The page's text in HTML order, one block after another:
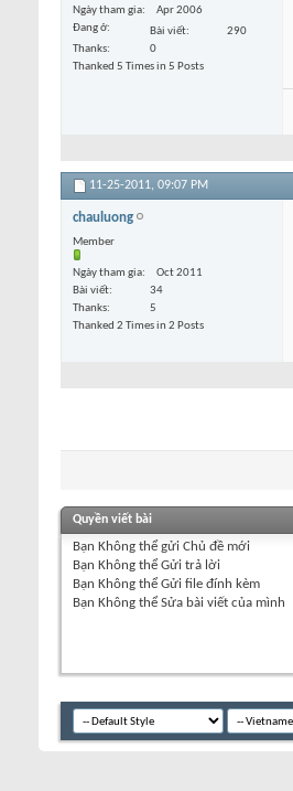
Ngày tham gia
Apr 2006
Đang ở
Bài viết
290
Thanks
0
Thanked 5 Times in 5 Posts
11-25-2011, 09:07 PM
chauluong
Member
Ngày tham gia
Oct 2011
Bài viết
34
Thanks
5
Thanked 2 Times in 2 Posts
Quyền viết bài
Bạn Không thể gửi Chủ đề mới
Bạn Không thể Gửi trả lời
Bạn Không thể Gửi file đính kèm
Bạn Không thể Sửa bài viết của mình